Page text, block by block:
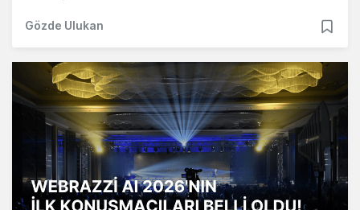
Gözde Ulukan